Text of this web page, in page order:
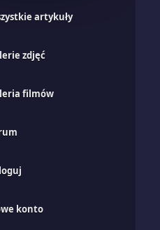
artykuły
zdjęć
filmów
konto